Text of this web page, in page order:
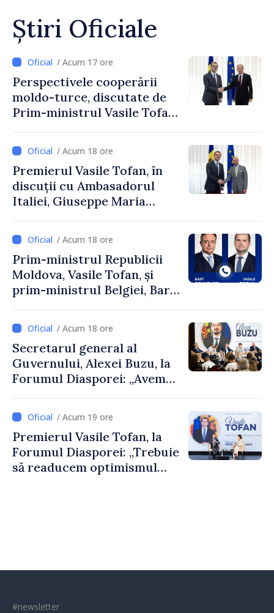
Știri Oficiale
/ Acum 17 ore
Perspectivele cooperării
moldo-turce, discutate de
Prim-ministrul Vasile Tofan
Uygar Mustafa Sertel
/ Acum 18 ore
Premierul Vasile Tofan, în
discuții cu Ambasadorul
Italiei, Giuseppe Maria
/ Acum 18 ore
Prim-ministrul Republicii
Moldova, Vasile Tofan, și
prim-ministrul Belgiei, Bart
despre parcursul european
al Republicii Moldova.
/ Acum 18 ore
Secretarul general al
Guvernului, Alexei Buzu, la
Forumul Diasporei: „Avem
dumneavoastră pentru a
construi comunități mai
puternice”
/ Acum 19 ore
Premierul Vasile Tofan, la
Forumul Diasporei: „Trebuie
să readucem optimismul
#newsletter